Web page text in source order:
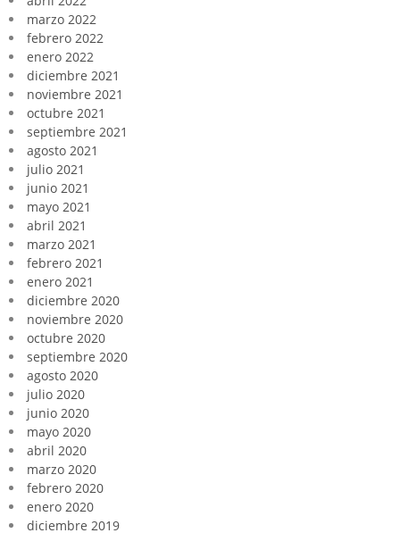
marzo 2022
febrero 2022
enero 2022
diciembre 2021
noviembre 2021
octubre 2021
septiembre 2021
agosto 2021
julio 2021
junio 2021
mayo 2021
abril 2021
marzo 2021
febrero 2021
enero 2021
diciembre 2020
noviembre 2020
octubre 2020
septiembre 2020
agosto 2020
julio 2020
junio 2020
mayo 2020
abril 2020
marzo 2020
febrero 2020
enero 2020
diciembre 2019